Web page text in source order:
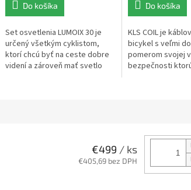
Do košíka
Set osvetlenia LUMOIX 30 je
určený všetkým cyklistom,
ktorí chcú byť na ceste dobre
videní a zároveň mať svetlo
Do košíka
KLS COIL je
bicykel s veľmi
pomerom svojej
bezpečnosti
€499 / ks
€405,69 bez DPH